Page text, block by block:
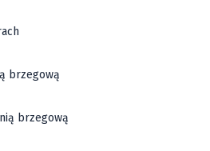
brzegową
brzegową